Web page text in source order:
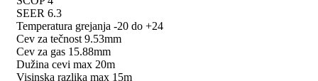
SEER 6.3
Temperatura grejanja -20 do +24
Cev za tečnost 9.53mm
Cev za gas 15.88mm
Dužina cevi max 20m
Visinska razlika max 15m